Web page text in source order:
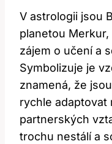
V astrologii jsou
planetou
zájem o učení a
Symbolizuje je
znamená, že
rychle adaptovat
partnerských
trochu nestálí a